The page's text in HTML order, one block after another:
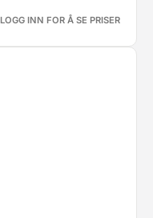
LOGG INN FOR Å SE PRISER